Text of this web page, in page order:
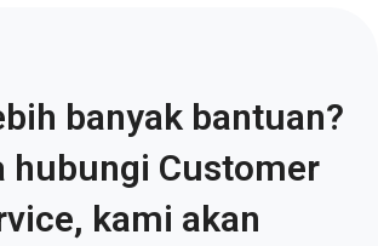
banyak bantuan?
hubungi Customer
kami akan